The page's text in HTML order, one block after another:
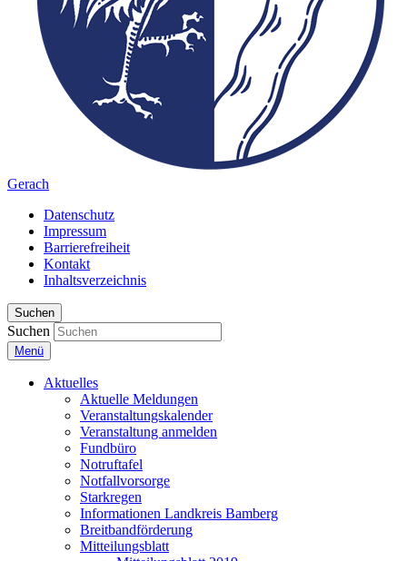
Gerach
Datenschutz
Impressum
Barrierefreiheit
Kontakt
Inhaltsverzeichnis
Suchen
Suchen
Menü
Aktuelles
Aktuelle Meldungen
Veranstaltungskalender
Veranstaltung anmelden
Fundbüro
Notruftafel
Notfallvorsorge
Starkregen
Informationen Landkreis Bamberg
Breitbandförderung
Mitteilungsblatt